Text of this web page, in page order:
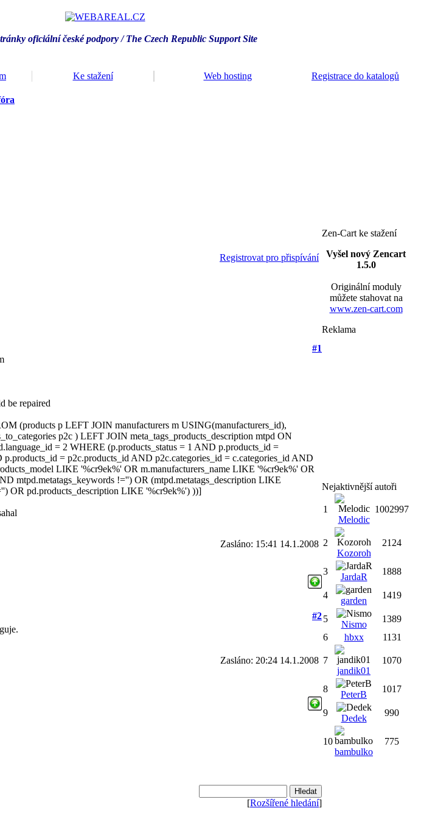
oficiální české podpory / The Czech Republic Support Site
Ke stažení Web hosting Registrace do katalogů
Registrovat pro přispívání
#1
be repaired
(products p LEFT JOIN manufacturers m USING(manufacturers_id),
p2c ) LEFT JOIN meta_tags_products_description mtpd ON
= 2 WHERE (p.products_status = 1 AND p.products_id =
= p2c.products_id AND p2c.categories_id = c.categories_id AND
LIKE '%cr9ek%' OR m.manufacturers_name LIKE '%cr9ek%' OR
mtpd.metatags_keywords !='') OR (mtpd.metatags_description LIKE
OR pd.products_description LIKE '%cr9ek%') ))]
Zasláno: 15:41 14.1.2008
#2
Zasláno: 20:24 14.1.2008
[Rozšířené hledání]
Zen-Cart ke stažení
Vyšel nový Zencart
1.5.0
Originální moduly
můžete stahovat na
www.zen-cart.com
Reklama
Nejaktivnější autoři
1
Melodic
1002997
2
Kozoroh
2124
3
JardaR
1888
4
garden
1419
5
Nismo
1389
6
hbxx 1131
7
jandik01
1070
8
PeterB
1017
9
Dedek
990
10
bambulko
775